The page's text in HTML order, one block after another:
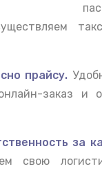
прайсу.
заказ и
за
свою